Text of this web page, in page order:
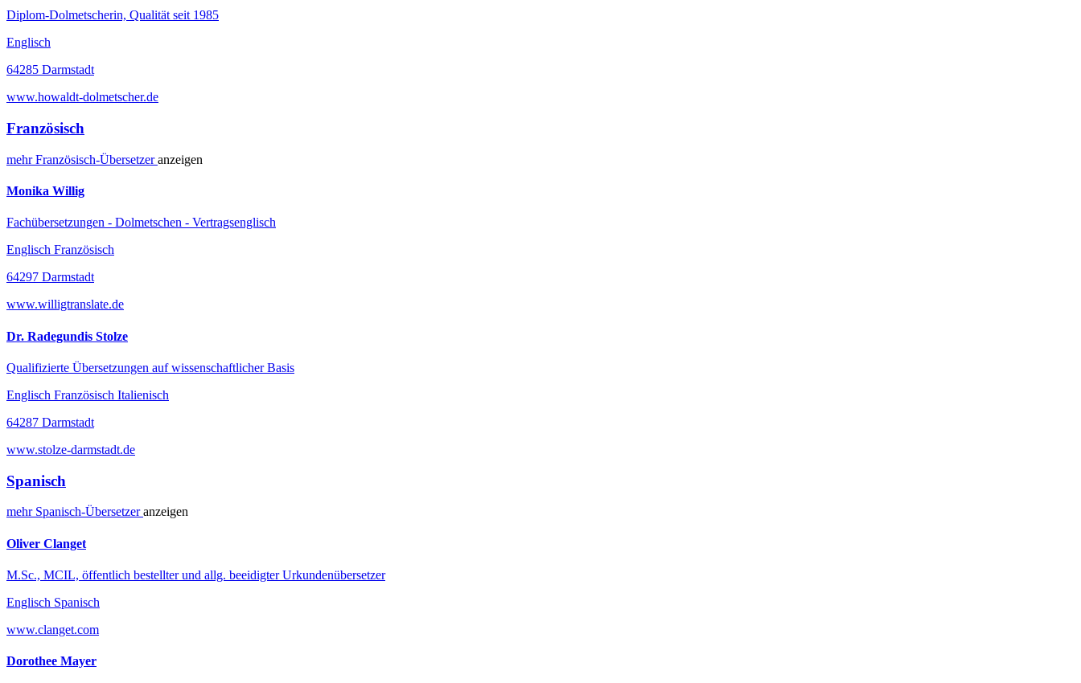
Diplom-Dolmetscherin, Qualität seit 1985
Englisch
64285 Darmstadt
www.howaldt-dolmetscher.de
Französisch
mehrFranzösisch-Übersetzeranzeigen
Monika Willig
Fachübersetzungen - Dolmetschen - Vertragsenglisch
Englisch Französisch
64297 Darmstadt
www.willigtranslate.de
Dr. Radegundis Stolze
Qualifizierte Übersetzungen auf wissenschaftlicher Basis
Englisch Französisch Italienisch
64287 Darmstadt
www.stolze-darmstadt.de
Spanisch
mehr Spanisch-Übersetzeranzeigen
Oliver Clanget
M.Sc., MCIL, öffentlich bestellter und allg. beeidigter Urkundenübersetzer
Englisch Spanisch
www.clanget.com
Dorothee Mayer